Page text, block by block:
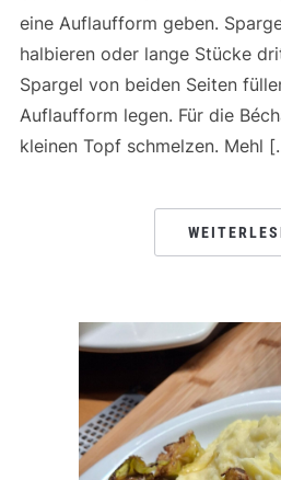
eine Auflaufform geben.⁠
halbieren oder lange Stücke
Spargel von beiden Seiten
Auflaufform legen.⁠ Für die
kleinen Topf schmelzen. Mehl